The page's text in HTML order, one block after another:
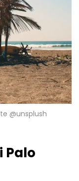
@unsplush
Palo